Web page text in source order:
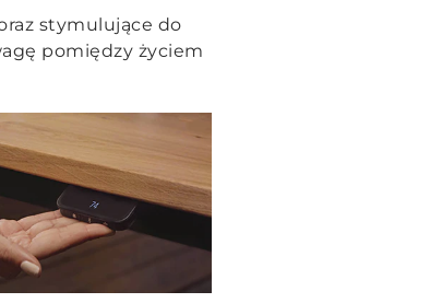
stymulujące do
pomiędzy życiem